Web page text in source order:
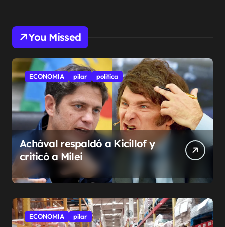
You Missed
ECONOMIA pilar politíca
Achával respaldó a Kicillof y
criticó a Milei
ECONOMIA pilar